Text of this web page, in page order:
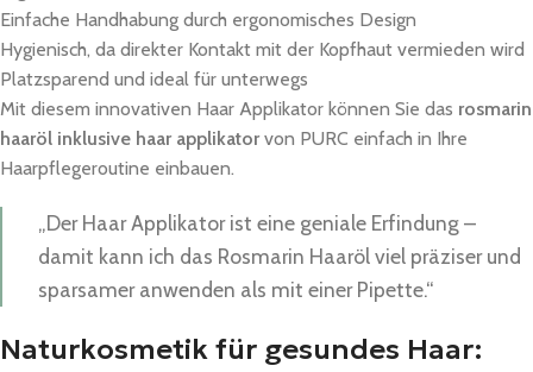
Einfache Handhabung durch ergonomisches Design
Hygienisch, da direkter Kontakt mit der Kopfhaut vermieden wird
Platzsparend und ideal für unterwegs
Mit diesem innovativen Haar Applikator können Sie das rosmarin
haaröl inklusive haar applikatorvon PURC einfach in Ihre
Haarpflegeroutine einbauen.
„Der Haar Applikator ist eine geniale Erfindung –
damit kann ich das Rosmarin Haaröl viel präziser und
sparsamer anwenden als mit einer Pipette.“
Naturkosmetik für gesundes Haar: